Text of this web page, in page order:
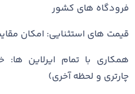
فرودگاه‌ های کشور
قیمت ‌های استثنایی: امکان
همکاری با تمام ایرلاین‌
چارتری و لحظه ‌آخری)